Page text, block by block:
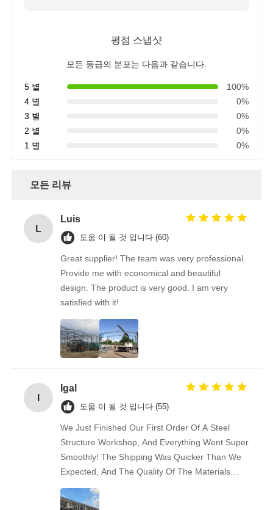
평점 스냅샷
모든 등급의 분포는 다음과 같습니다.
5 별
100%
4 별
0%
3 별
0%
2 별
0%
1 별
0%
모든 리뷰
L
Luis
도움 이 될 것 입니다 (60)
Great supplier! The team was very professional.
Provide me with economical and beautiful
design. The product is very good. I am very
satisfied with it!
Igal
도움 이 될 것 입니다 (55)
We Just Finished Our First Order Of A Steel
Structure Workshop, And Everything Went Super
Smoothly! The Shipping Was Quicker Than We
Expected, And The Quality Of The Materials
Really Impressed Us — Solid And Well-made.
Communication Was Easy And Friendly